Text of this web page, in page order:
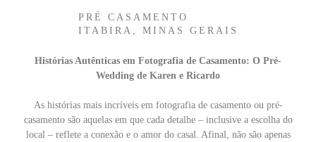
PRÉ CASAMENTO
ITABIRA, MINAS GERAIS
Histórias Autênticas em Fotografia de Casamento: O Pré-
Wedding de Karen e Ricardo
As histórias mais incríveis em fotografia de casamento ou pré-
casamento são aquelas em que cada detalhe – inclusive a escolha do
local – reflete a conexão e o amor do casal. Afinal, não são apenas